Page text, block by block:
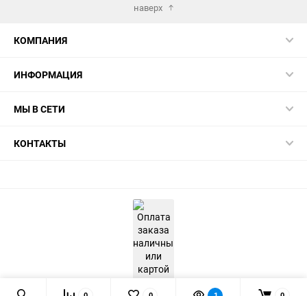
наверх
КОМПАНИЯ
ИНФОРМАЦИЯ
МЫ В СЕТИ
КОНТАКТЫ